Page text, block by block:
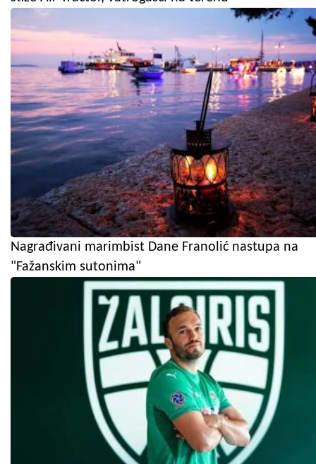
Nagrađivani marimbist Dane Franolić nastupa na
"Fažanskim sutonima"